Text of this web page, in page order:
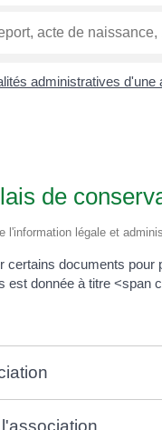
administratives d'une
de
l'information légale et
certains documents
est donnée à titre